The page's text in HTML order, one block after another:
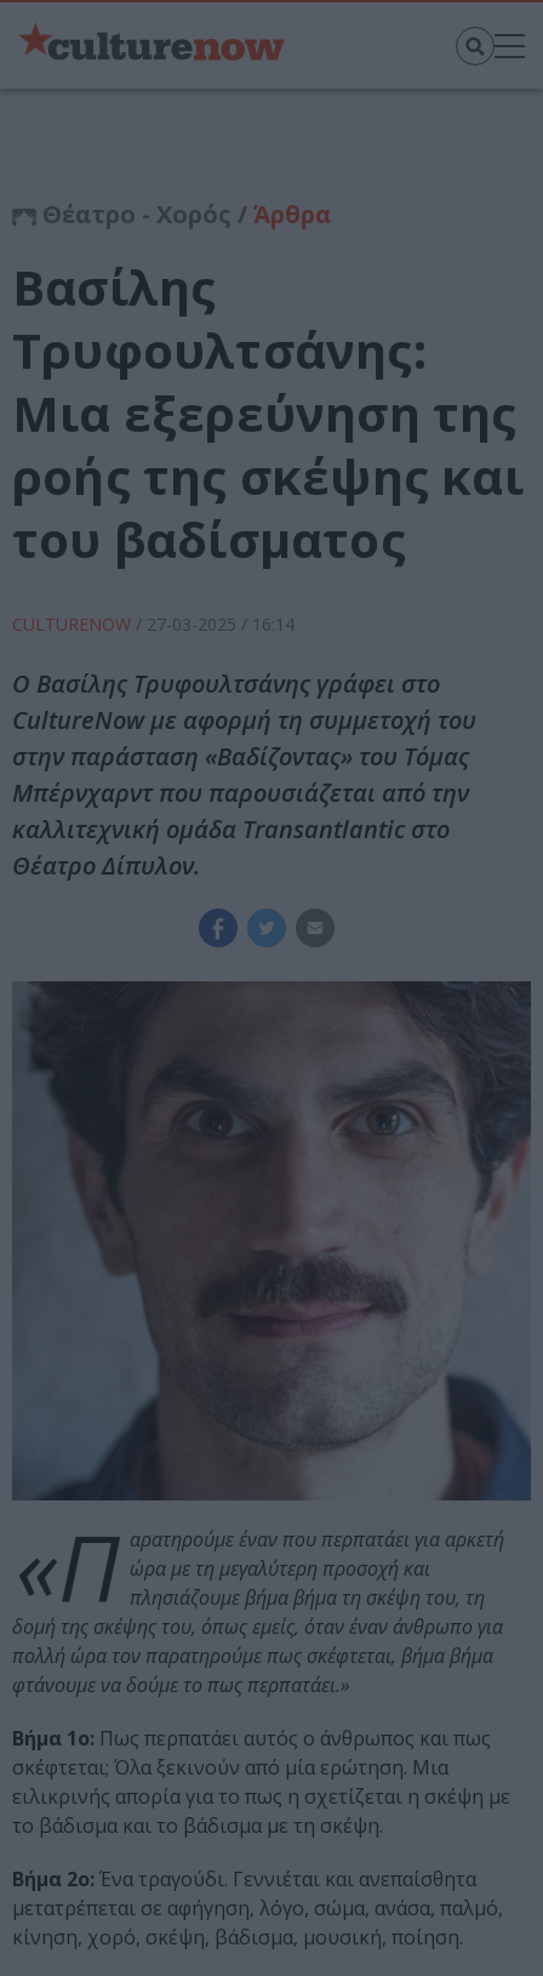
Θέατρο - Χορός /Άρθρα
Βασίλης
Τρυφουλτσάνης:
Μια εξερεύνηση της
ροής της σκέψης και
του βαδίσματος
CULTURENOW / 27-03-2025 / 16:14
Ο Βασίλης Τρυφουλτσάνης γράφει στο
CultureNow με αφορμή τη συμμετοχή του
στην παράσταση «Βαδίζοντας» του Τόμας
Μπέρνχαρντ που παρουσιάζεται από την
καλλιτεχνική ομάδα Transantlantic στο
Θέατρο Δίπυλον.
«Π αρατηρούμε έναν που περπατάει για αρκετή
ώρα με τη μεγαλύτερη προσοχή και
πλησιάζουμε βήμα βήμα τη σκέψη του, τη
δομή της σκέψης του, όπως εμείς, όταν έναν άνθρωπο για
πολλή ώρα τον παρατηρούμε πως σκέφτεται, βήμα βήμα
φτάνουμε να δούμε το πως περπατάει.»
Βήμα 1ο: Πως περπατάει αυτός ο άνθρωπος και πως
σκέφτεται; Όλα ξεκινούν από μία ερώτηση. Μια
ειλικρινής απορία για το πως η σχετίζεται η σκέψη με
το βάδισμα και το βάδισμα με τη σκέψη.
Βήμα 2ο: Ένα τραγούδι. Γεννιέται και ανεπαίσθητα
μετατρέπεται σε αφήγηση, λόγο, σώμα, ανάσα, παλμό,
κίνηση, χορό, σκέψη, βάδισμα, μουσική, ποίηση.